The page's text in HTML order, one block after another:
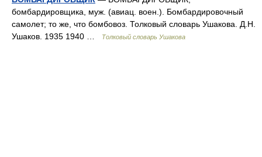
бомбардировщика, муж. (авиац. воен.). Бомбардировочный
самолет; то же, что бомбовоз. Толковый словарь Ушакова. Д.Н.
Ушаков. 1935 1940 …
Толковый словарь Ушакова